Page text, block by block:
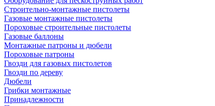
Строительно-монтажные пистолеты
Газовые монтажные пистолеты
Пороховые строительные пистолеты
Газовые баллоны
Монтажные патроны и дюбели
Пороховые патроны
Гвозди для газовых пистолетов
Гвозди по дереву
Дюбели
Грибки монтажные
Принадлежности